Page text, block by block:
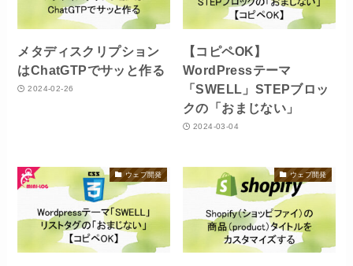
メタディスクリプション
はChatGTPでサッと作る
2024-02-26
【コピペOK】
WordPressテーマ
「SWELL」STEPブロッ
クの「おまじない」
2024-03-04
ウェブ開発 ウェブ開発